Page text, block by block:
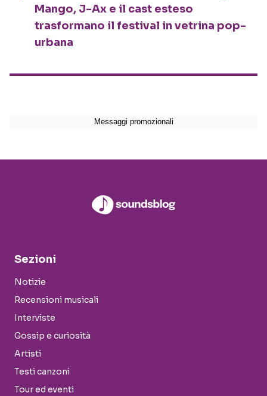
Mango, J-Ax e il cast esteso
trasformano il festival in vetrina pop-
urbana
Sezioni
Notizie
Recensioni musicali
Interviste
Gossip e curiosità
Artisti
Testi canzoni
Tour ed eventi